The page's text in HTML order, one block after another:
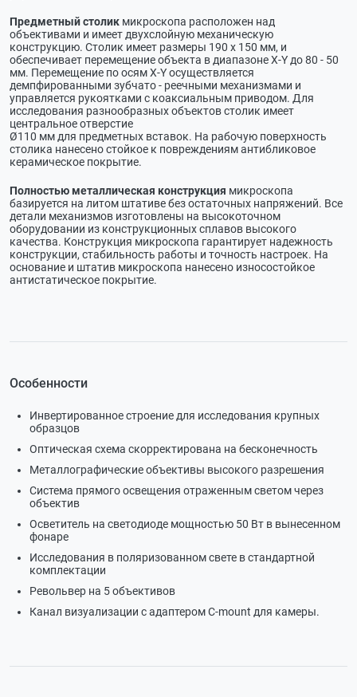
Предметный столик микроскопа расположен над
объективами и имеет двухслойную механическую
конструкцию. Столик имеет размеры 190 х 150 мм, и
обеспечивает перемещение объекта в диапазоне X-Y до 80 - 50
мм. Перемещение по осям X-Y осуществляется
демпфированными зубчато - реечными механизмами и
управляется рукоятками с коаксиальным приводом. Для
исследования разнообразных объектов столик имеет
центральное отверстие
Ø110 мм для предметных вставок. На рабочую поверхность
столика нанесено стойкое к повреждениям антибликовое
керамическое покрытие.
Полностью металлическая конструкция микроскопа
базируется на литом штативе без остаточных напряжений. Все
детали механизмов изготовлены на высокоточном
оборудовании из конструкционных сплавов высокого
качества. Конструкция микроскопа гарантирует надежность
конструкции, стабильность работы и точность настроек. На
основание и штатив микроскопа нанесено износостойкое
антистатическое покрытие.
Особенности
Инвертированное строение для исследования крупных
образцов
Оптическая схема скорректирована на бесконечность
Металлографические объективы высокого разрешения
Система прямого освещения отраженным светом через
объектив
Осветитель на светодиоде мощностью 50 Вт в вынесенном
фонаре
Исследования в поляризованном свете в стандартной
комплектации
Револьвер на 5 объективов
Канал визуализации с адаптером С-mount для камеры.